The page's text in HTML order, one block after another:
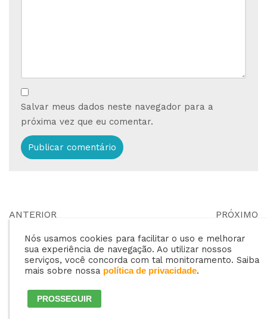
Salvar meus dados neste navegador para a
próxima vez que eu comentar.
ANTERIOR
hora de postar nas
redes sociais
PRÓXIMO
Inteligência Artificial
gratuitamente na
sua revenda
Nós usamos cookies para facilitar o uso e melhorar
sua experiência de navegação. Ao utilizar nossos
serviços, você concorda com tal monitoramento. Saiba
mais sobre nossa política de privacidade.
PROSSEGUIR